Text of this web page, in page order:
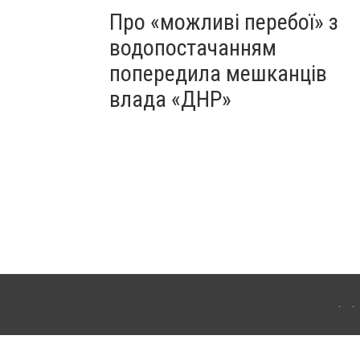
Про «можливі перебої» з
водопостачанням
попередила мешканців
влада «ДНР»